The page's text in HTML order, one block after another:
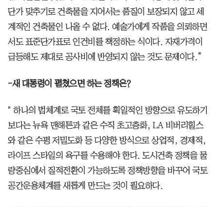
단가 맞추기로 건축물을 지어서는 품질이 보장되지 않고 세
계적인 건축물인 나올 수 없다. 예술가에게 작품을 의뢰하면
서도 표준단가표로 인건비를 책정하는 식이다. 자재가격이
급등해도 제대로 공사비에 반영되지 않는 것도 문제이다.”
-새 대통령이 펼쳤으면 하는 정책은?
" 하나의 법체계로 국토 전체를 획일적인 방향으로 유도하기
보다는 뉴욕 맨해튼과 같은 수직 초고층화, LA 비버리힐스
와 같은 수평 저밀도화 등 다양한 방식으로 상업적, 경제적,
라이프 스타일의 욕구를 수용해야 한다. 도시건축 정책을 물
량중심에서 질적전환이 가능하도록 정책방향을 바꾸어 국토
공간운용체계를 새롭게 만드는 것이 필요하다.